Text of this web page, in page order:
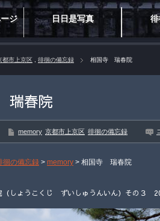
ジ 日日是写真
都市上京区 徘徊の備忘録 相国寺 瑞春院
春院
memory 京都市上京区 徘徊の備忘録
徊の備忘録 > memory > 相国寺 瑞春院
しょうこくじ ずいしゅうんいん）その３